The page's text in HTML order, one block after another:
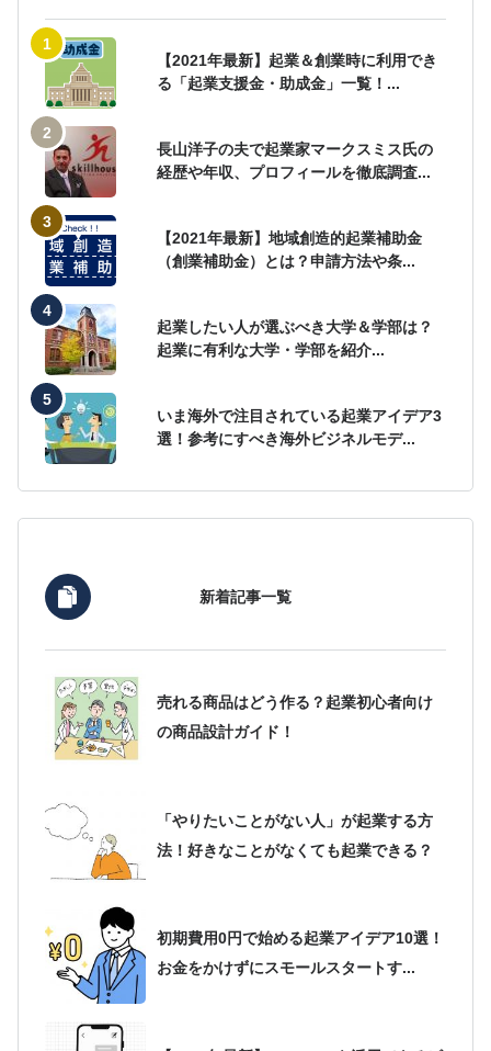
【2021年最新】起業＆創業時に利用でき
る「起業支援金・助成金」一覧！...
長山洋子の夫で起業家マークスミス氏の
経歴や年収、プロフィールを徹底調査...
【2021年最新】地域創造的起業補助金
（創業補助金）とは？申請方法や条...
起業したい人が選ぶべき大学＆学部は？
起業に有利な大学・学部を紹介...
いま海外で注目されている起業アイデア3
選！参考にすべき海外ビジネルモデ...
新着記事一覧
売れる商品はどう作る？起業初心者向け
の商品設計ガイド！
「やりたいことがない人」が起業する方
法！好きなことがなくても起業できる？
初期費用0円で始める起業アイデア10選！
お金をかけずにスモールスタートす...